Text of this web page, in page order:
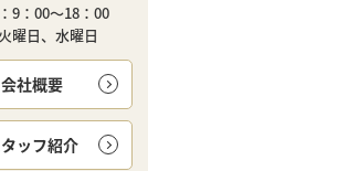
9：00～18：00
曜日、水曜日
会社概要
ッフ紹介